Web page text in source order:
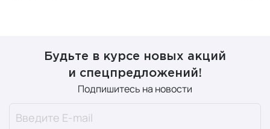
Будьте в курсе новых акций
и спецпредложений!
Подпишитесь на новости